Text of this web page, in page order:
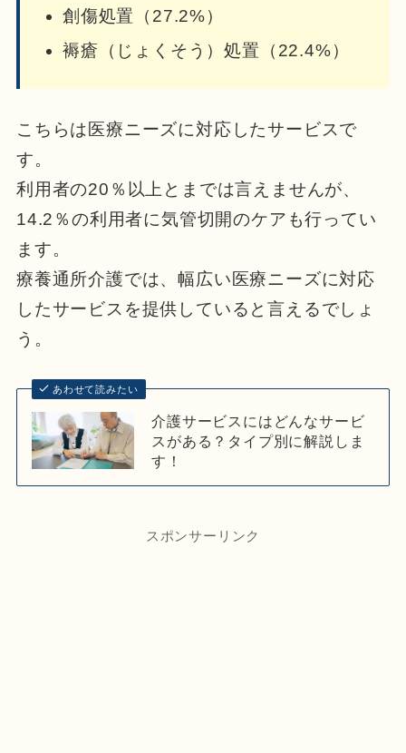
創傷処置（27.2%）
褥瘡（じょくそう）処置（22.4%）
こちらは医療ニーズに対応したサービスで
す。
利用者の20％以上とまでは言えませんが、
14.2％の利用者に気管切開のケアも行ってい
ます。
療養通所介護では、幅広い医療ニーズに対応
したサービスを提供していると言えるでしょ
う。
あわせて読みたい
介護サービスにはどんなサービ
スがある？タイプ別に解説しま
す！
スポンサーリンク